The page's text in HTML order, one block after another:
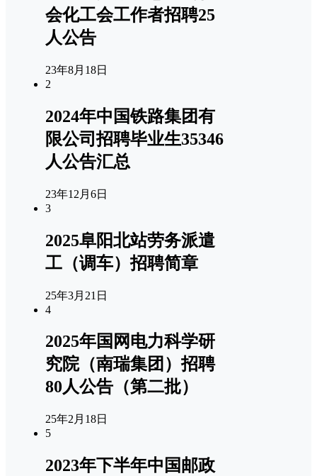
会化工会工作者招聘25
人公告
23年8月18日
2
2024年中国铁路集团有
限公司招聘毕业生35346
人公告汇总
23年12月6日
3
2025阜阳北站劳务派遣
工（调车）招聘简章
25年3月21日
4
2025年国网电力科学研
究院（南瑞集团）招聘
80人公告（第二批）
25年2月18日
5
2023年下半年中国邮政